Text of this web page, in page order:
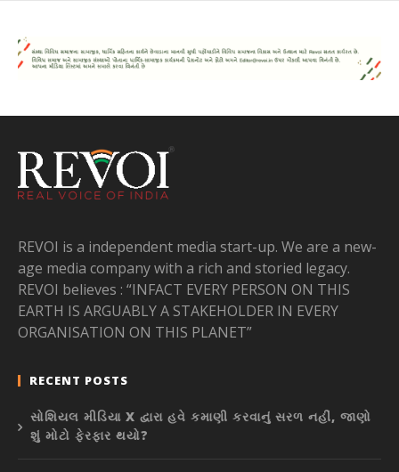
REVOI is a independent media start-up. We are a new-
age media company with a rich and storied legacy.
REVOI believes : “INFACT EVERY PERSON ON THIS
EARTH IS ARGUABLY A STAKEHOLDER IN EVERY
ORGANISATION ON THIS PLANET”
RECENT POSTS
સોશિયલ મીડિયા X દ્વારા હવે કમાણી કરવાનું સરળ નહીં, જાણો
શું મોટો ફેરફાર થયો?